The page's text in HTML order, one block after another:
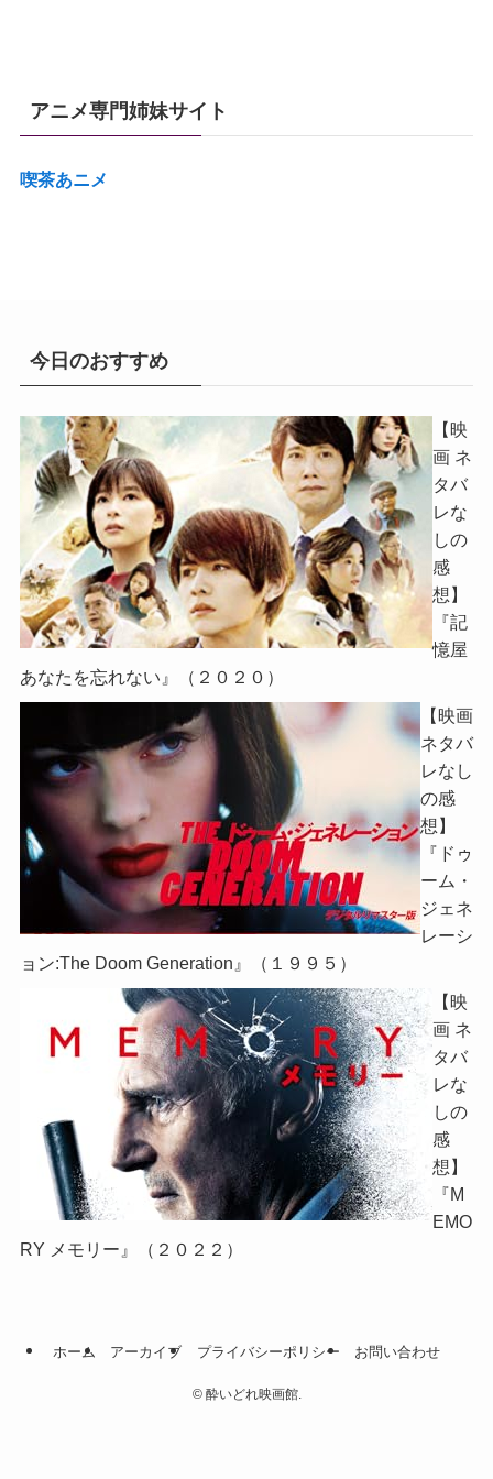
アニメ専門姉妹サイト
喫茶あニメ
今日のおすすめ
【映
画 ネ
タバ
レな
しの
感
想】
『記
憶屋
あなたを忘れない』（２０２０）
【映画
ネタバ
レなし
の感
想】
『ドゥ
ーム・
ジェネ
レーシ
ョン:The Doom Generation』（１９９５）
【映
画 ネ
タバ
レな
しの
感
想】
『M
EMO
RY メモリー』（２０２２）
ホーム アーカイブ プライバシーポリシー お問い合わせ
©酔いどれ映画館.